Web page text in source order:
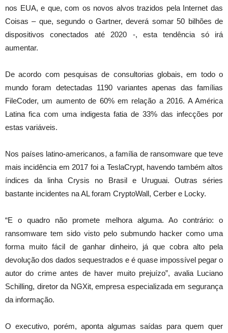
nos EUA, e que, com os novos alvos trazidos pela Internet das
Coisas – que, segundo o Gartner, deverá somar 50 bilhões de
dispositivos conectados até 2020 -, esta tendência só irá
aumentar.
De acordo com pesquisas de consultorias globais, em todo o
mundo foram detectadas 1190 variantes apenas das famílias
FileCoder, um aumento de 60% em relação a 2016. A América
Latina fica com uma indigesta fatia de 33% das infecções por
estas variáveis.
Nos países latino-americanos, a família de ransomware que teve
mais incidência em 2017 foi a TeslaCrypt, havendo também altos
índices da linha Crysis no Brasil e Uruguai. Outras séries
bastante incidentes na AL foram CryptoWall, Cerber e Locky.
“E o quadro não promete melhora alguma. Ao contrário: o
ransomware tem sido visto pelo submundo hacker como uma
forma muito fácil de ganhar dinheiro, já que cobra alto pela
devolução dos dados sequestrados e é quase impossível pegar o
autor do crime antes de haver muito prejuízo”, avalia Luciano
Schilling, diretor da NGXit, empresa especializada em segurança
da informação.
O executivo, porém, aponta algumas saídas para quem quer